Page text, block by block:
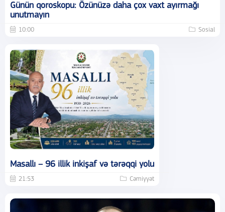
Günün qoroskopu: Özünüzə daha çox vaxt ayırmağı
unutmayın
10:00 Sosial
Masallı – 96 illik inkişaf və tərəqqi yolu
21:53 Cəmiyyət